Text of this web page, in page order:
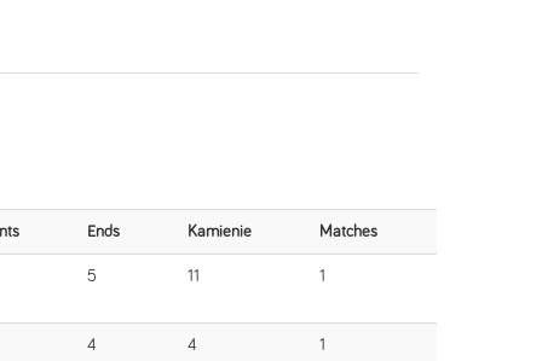
Ends Kamienie Matches
5 11 1
4 4 1